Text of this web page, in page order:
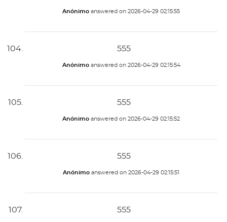
Anónimo answered on 2026-04-29 02:15:55
555
Anónimoanswered on 2026-04-29 02:15:54
555
Anónimo answered on 2026-04-29 02:15:52
555
Anónimo answered on 2026-04-29 02:15:51
555